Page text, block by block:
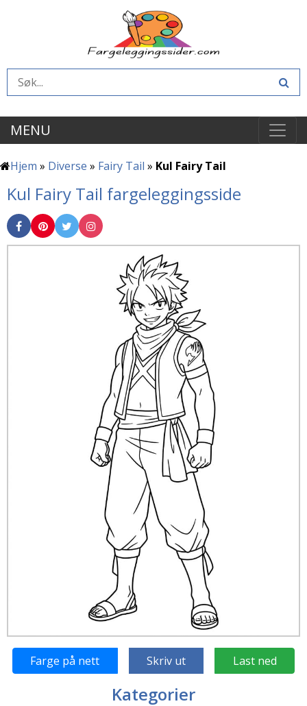
MENU
Hjem » Diverse » Fairy Tail » Kul Fairy Tail
Kul Fairy Tail fargeleggingsside
Farge på nett Skriv ut Last ned
Kategorier